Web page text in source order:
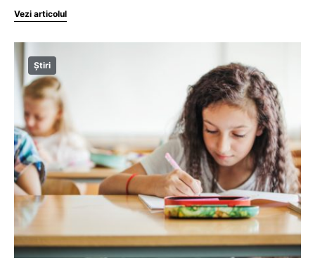
Vezi articolul
Știri